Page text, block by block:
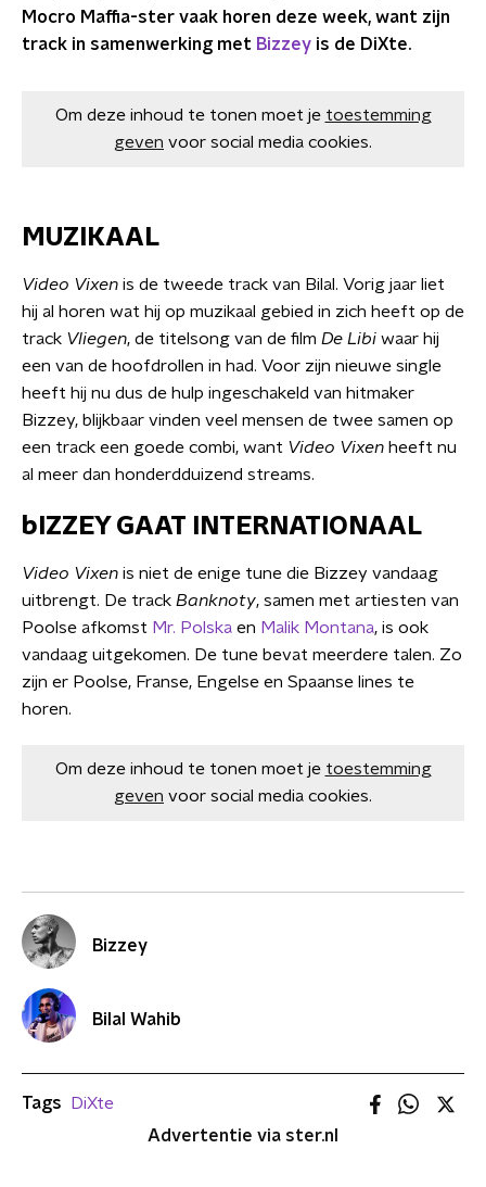
Mocro Maffia-ster vaak horen deze week, want zijn
track in samenwerking met Bizzey is de DiXte.
Om deze inhoud te tonen moet je toestemming
geven voor social media cookies.
MUZIKAAL
Video Vixen is de tweede track van Bilal. Vorig jaar liet
hij al horen wat hij op muzikaal gebied in zich heeft op de
track Vliegen, de titelsong van de film De Libi waar hij
een van de hoofdrollen in had. Voor zijn nieuwe single
heeft hij nu dus de hulp ingeschakeld van hitmaker
Bizzey, blijkbaar vinden veel mensen de twee samen op
een track een goede combi, want Video Vixen heeft nu
al meer dan honderdduizend streams.
bIZZEY GAAT INTERNATIONAAL
Video Vixen is niet de enige tune die Bizzey vandaag
uitbrengt. De track Banknoty, samen met artiesten van
Poolse afkomst Mr. Polska en Malik Montana, is ook
vandaag uitgekomen. De tune bevat meerdere talen. Zo
zijn er Poolse, Franse, Engelse en Spaanse lines te
horen.
Om deze inhoud te tonen moet je toestemming
geven voor social media cookies.
Bizzey
Bilal Wahib
Tags
DiXte
Advertentie via ster.nl